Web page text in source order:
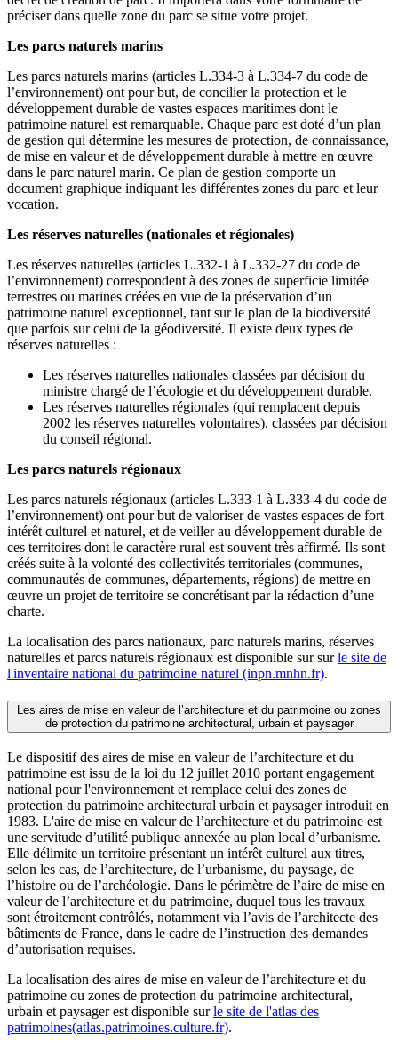
préciser dans quelle zone du parc se situe votre projet.
Les parcs naturels marins
Les parcs naturels marins (articles L.334-3 à L.334-7 du code de
l’environnement) ont pour but, de concilier la protection et le
développement durable de vastes espaces maritimes dont le
patrimoine naturel est remarquable. Chaque parc est doté d’un plan
de gestion qui détermine les mesures de protection, de connaissance,
de mise en valeur et de développement durable à mettre en œuvre
dans le parc naturel marin. Ce plan de gestion comporte un
document graphique indiquant les différentes zones du parc et leur
vocation.
Les réserves naturelles (nationales et régionales)
Les réserves naturelles (articles L.332-1 à L.332-27 du code de
l’environnement) correspondent à des zones de superficie limitée
terrestres ou marines créées en vue de la préservation d’un
patrimoine naturel exceptionnel, tant sur le plan de la biodiversité
que parfois sur celui de la géodiversité. Il existe deux types de
réserves naturelles :
Les réserves naturelles nationales classées par décision du
ministre chargé de l’écologie et du développement durable.
Les réserves naturelles régionales (qui remplacent depuis
2002 les réserves naturelles volontaires), classées par décision
du conseil régional.
Les parcs naturels régionaux
Les parcs naturels régionaux (articles L.333-1 à L.333-4 du code de
l’environnement) ont pour but de valoriser de vastes espaces de fort
intérêt culturel et naturel, et de veiller au développement durable de
ces territoires dont le caractère rural est souvent très affirmé. Ils sont
créés suite à la volonté des collectivités territoriales (communes,
communautés de communes, départements, régions) de mettre en
œuvre un projet de territoire se concrétisant par la rédaction d’une
charte.
La localisation des parcs nationaux, parc naturels marins, réserves
naturelles et parcs naturels régionaux est disponible sur surle site de
l'inventaire national du patrimoine naturel (inpn.mnhn.fr).
Les aires de mise en valeur de l’architecture et du patrimoine ou zones
de protection du patrimoine architectural, urbain et paysager
Le dispositif des aires de mise en valeur de l’architecture et du
patrimoine est issu de la loi du 12 juillet 2010 portant engagement
national pour l'environnement et remplace celui des zones de
protection du patrimoine architectural urbain et paysager introduit en
1983. L'aire de mise en valeur de l’architecture et du patrimoine est
une servitude d’utilité publique annexée au plan local d’urbanisme.
Elle délimite un territoire présentant un intérêt culturel aux titres,
selon les cas, de l’architecture, de l’urbanisme, du paysage, de
l’histoire ou de l’archéologie. Dans le périmètre de l’aire de mise en
valeur de l’architecture et du patrimoine, duquel tous les travaux
sont étroitement contrôlés, notamment via l’avis de l’architecte des
bâtiments de France, dans le cadre de l’instruction des demandes
d’autorisation requises.
La localisation des aires de mise en valeur de l’architecture et du
patrimoine ou zones de protection du patrimoine architectural,
urbain et paysager est disponible surle site de l'atlas des
patrimoines(atlas.patrimoines.culture.fr).